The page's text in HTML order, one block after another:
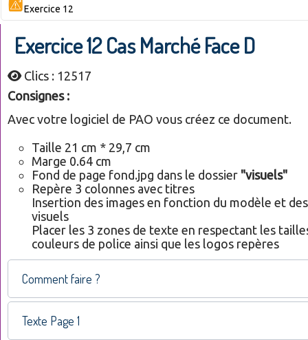
Exercice 12
Exercice 12 Cas Marché Face D
Clics : 12517
Consignes :
Avec votre logiciel de PAO vous créez ce document.
Taille 21 cm * 29,7 cm
Marge 0.64 cm
Fond de page fond.jpg dans le dossier "visuels"
Repère 3 colonnes avec titres
Insertion des images en fonction du modèle et
visuels
Placer les 3 zones de texte en respectant les
couleurs de police ainsi que les logos repères
Comment faire ?
Texte Page 1